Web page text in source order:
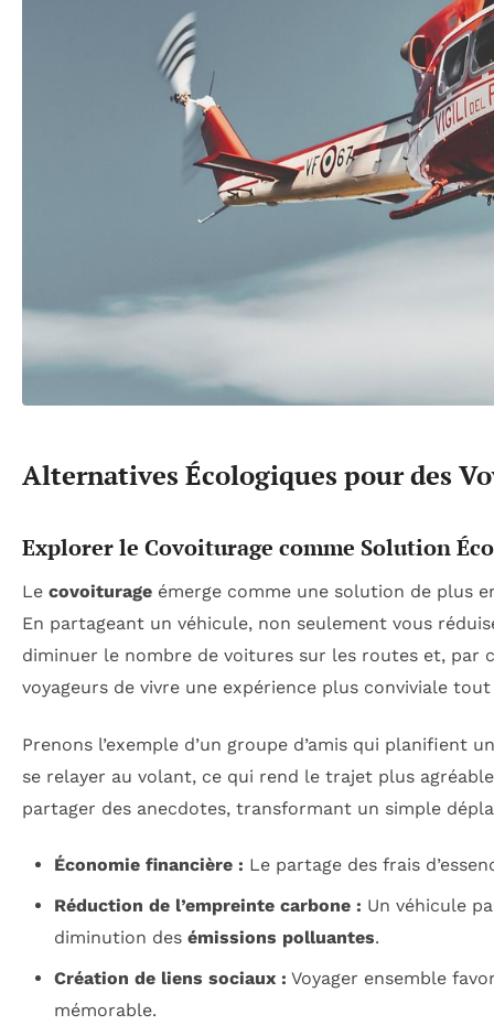
Alternatives Écologiques pour des
Explorer le Covoiturage comme Solution
Le covoiturage émerge comme une solution de plus
En partageant un véhicule, non seulement vous
diminuer le nombre de voitures sur les routes et, par
voyageurs de vivre une expérience plus conviviale
Prenons l’exemple d’un groupe d’amis qui
se relayer au volant, ce qui rend le trajet plus
partager des anecdotes, transformant un simple
Économie financière : Le partage des frais
Réduction de l’empreinte carbone : Un véhicule
diminution des émissions polluantes.
Création de liens sociaux : Voyager ensemble
mémorable.